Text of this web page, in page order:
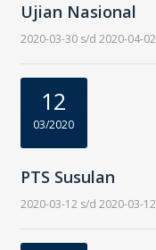
Ujian Nasional
2020-03-30 s/d 2020-04-02
12
03/2020
PTS Susulan
2020-03-12 s/d 2020-03-12